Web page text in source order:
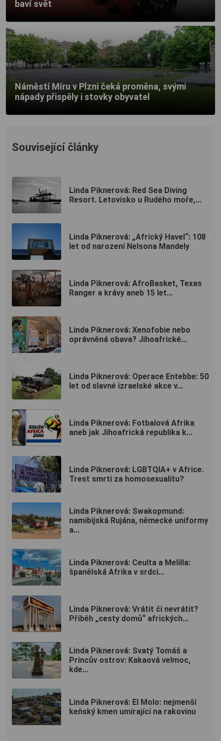
baví svět
Náměstí Míru v Plzni čeká proměna, svými
nápady přispěly i stovky obyvatel
Související články
Linda Piknerová: Red Sea Diving
Resort. Letovisko u Rudého moře,...
Linda Piknerová: „Africký Havel“: 108
let od narození Nelsona Mandely
Linda Piknerová: AfroBasket, Texas
Ranger a krávy aneb 15 let...
Linda Piknerová: Xenofobie nebo
oprávněná obava? Jihoafrické...
Linda Piknerová: Operace Entebbe: 50
let od slavné izraelské akce v...
Linda Piknerová: Fotbalová Afrika
aneb jak Jihoafrická republika k...
Linda Piknerová: LGBTQIA+ v Africe.
Trest smrti za homosexualitu?
Linda Piknerová: Swakopmund:
namibijská Rujána, německé uniformy
a...
Linda Piknerová: Ceulta a Melilla:
španělská Afrika v srdci...
Linda Piknerová: Vrátit či nevrátit?
Příběh „cesty domů“ afrických...
Linda Piknerová: Svatý Tomáš a
Princův ostrov: Kakaová velmoc,
kde...
Linda Piknerová: El Molo: nejmenší
keňský kmen umírající na rakovinu